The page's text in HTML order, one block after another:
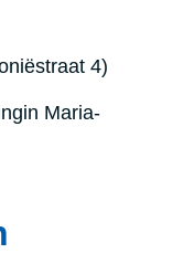
4)
Maria-